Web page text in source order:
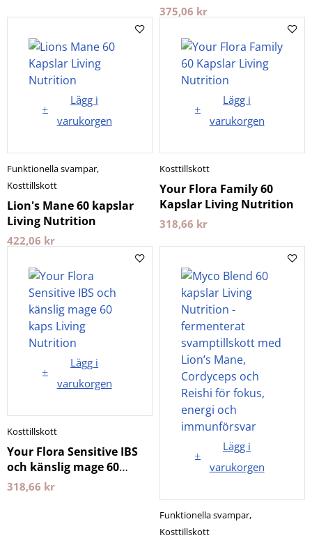
375,06 kr
Lägg i
varukorgen
Funktionella svampar,
Kosttillskott
Lion's Mane 60 kapslar
Living Nutrition
422,06 kr
Lägg i
varukorgen
Kosttillskott
Your Flora Family 60
Kapslar Living Nutrition
318,66 kr
Lägg i
varukorgen
Kosttillskott
Your Flora Sensitive IBS
och känslig mage 60
kaps Living Nutrition
318,66 kr
Lägg i
varukorgen
Funktionella svampar,
Kosttillskott